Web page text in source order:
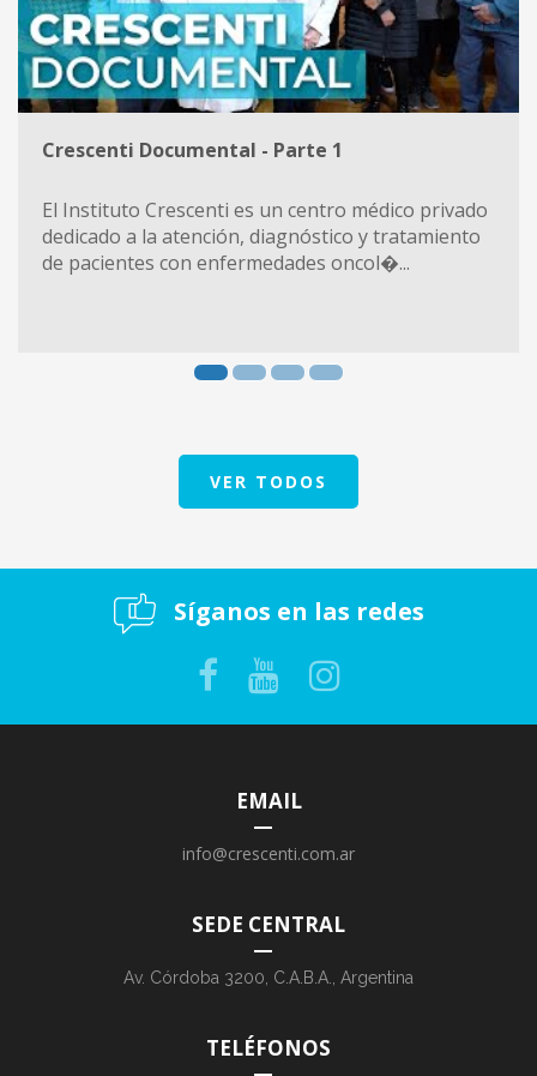
Crescenti Documental - Parte 1
El Instituto Crescenti es un centro médico privado
dedicado a la atención, diagnóstico y tratamiento
de pacientes con enfermedades oncol�...
VER TODOS
Síganos en las redes
EMAIL
info@crescenti.com.ar
SEDE CENTRAL
Av. Córdoba 3200, C.A.B.A., Argentina
TELÉFONOS